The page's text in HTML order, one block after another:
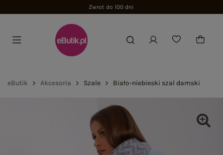
Zwrot do 100 dni
eButik Akcesoria Szale Biało-niebieski szal damski